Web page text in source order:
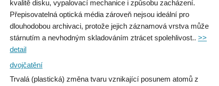
kvalitě disku, vypalovací mechanice i způsobu zacházení.
Přepisovatelná optická média zároveň nejsou ideální pro
dlouhodobou archivaci, protože jejich záznamová vrstva může
stárnutím a nevhodným skladováním ztrácet spolehlivost.. >>
detail
dvojčatění
Trvalá (plastická) změna tvaru vznikající posunem atomů z